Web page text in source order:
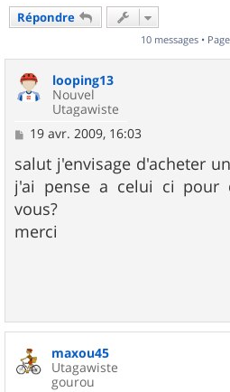
Répondre
10 messages • Page
looping13
Nouvel
Utagawiste
M
s
s
a
g
e
19 avr. 2009, 16:03
salut j'envisage d'acheter
j'ai pense a celui ci pour
vous?
merci
maxou45
Utagawiste
gourou